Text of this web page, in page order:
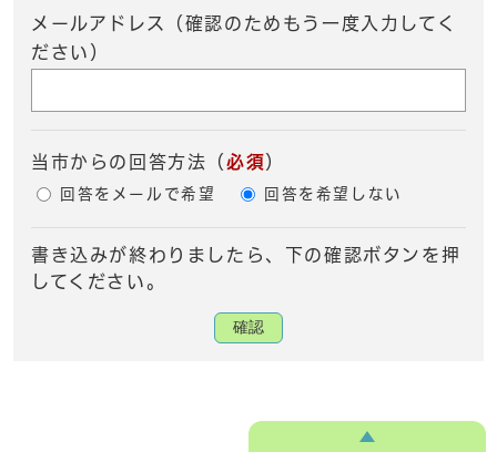
メールアドレス（確認のためもう一度入力してく
ださい）
当市からの回答方法 （ 必須）
回答をメールで希望 回答を希望しない
書き込みが終わりましたら、下の確認ボタンを押
してください。
確認